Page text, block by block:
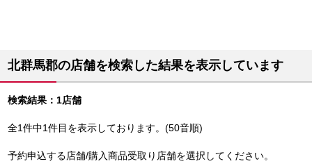
北群馬郡の店舗を検索した結果を表示しています
検索結果：1店舗
全1件中1件目を表示しております。(50音順)
予約申込する店舗/購入商品受取り店舗を選択してください。